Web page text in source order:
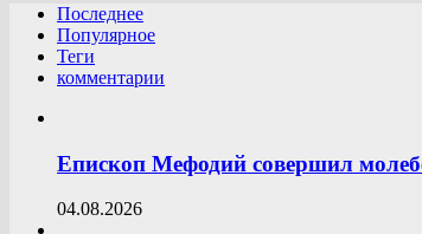
Последнее
Популярное
Теги
комментарии
Епископ Мефодий совершил
04.08.2026